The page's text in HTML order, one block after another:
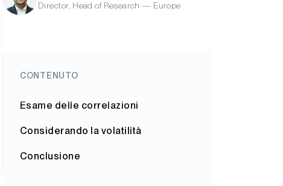
Director, Head of Research — Europe
CONTENUTO
Esame delle correlazioni
Considerando la volatilità
Conclusione